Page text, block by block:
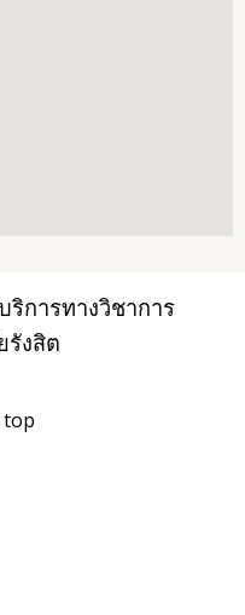
การทางวิชาการ
รังสิต
top